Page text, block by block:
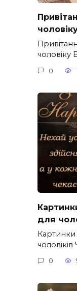
чоловіку
0
для
чоловіків​
0